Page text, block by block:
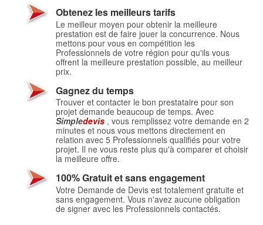
Obtenez les meilleurs tarifs
Le meilleur moyen pour obtenir la meilleure
prestation est de faire jouer la concurrence. Nous
mettons pour vous en compétition les
Professionnels de votre région pour qu'ils vous
offrent la meilleure prestation possible, au meilleur
prix.
Gagnez du temps
Trouver et contacter le bon prestataire pour son
projet demande beaucoup de temps. Avec
Simpledevis , vous remplissez votre demande en 2
minutes et nous vous mettons directement en
relation avec 5 Professionnels qualifiés pour votre
projet. Il ne vous reste plus qu'à comparer et choisir
la meilleure offre.
100% Gratuit et sans engagement
Votre Demande de Devis est totalement gratuite et
sans engagement. Vous n'avez aucune obligation
de signer avec les Professionnels contactés.